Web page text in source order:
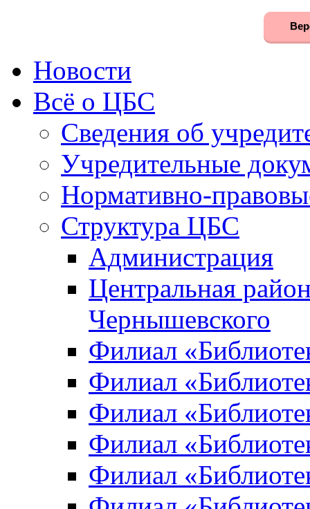
Новости
Всё о ЦБС
Сведения об
Учредительные
Нормативно-
Структура ЦБС
Администрация
Центральная
Чернышевского
Филиал
Филиал
Филиал
Филиал
Филиал